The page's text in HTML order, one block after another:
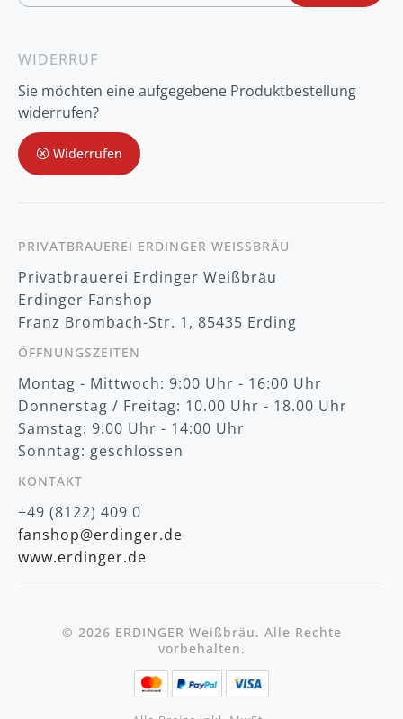
u
g
z
u
m
N
e
t
e
r
:
WIDERRUF
Sie möchten eine aufgegebene Produktbestellung
widerrufen?
Widerrufen
PRIVATBRAUEREI ERDINGER WEISSBRÄU
Privatbrauerei Erdinger Weißbräu
Erdinger Fanshop
Franz Brombach-Str. 1, 85435 Erding
ÖFFNUNGSZEITEN
Montag - Mittwoch: 9:00 Uhr - 16:00 Uhr
Donnerstag / Freitag: 10.00 Uhr - 18.00 Uhr
Samstag: 9:00 Uhr - 14:00 Uhr
Sonntag: geschlossen
KONTAKT
+49 (8122) 409 0
fanshop@erdinger.de
www.erdinger.de
© 2026 ERDINGER Weißbräu. Alle Rechte
vorbehalten.